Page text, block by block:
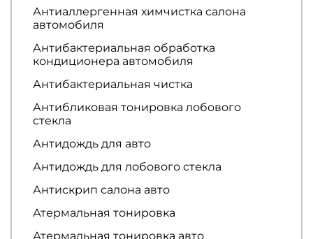
Антиаллергенная химчистка салона
автомобиля
Антибактериальная обработка
кондиционера автомобиля
Антибактериальная чистка
Антибликовая тонировка лобового
стекла
Антидождь для авто
Антидождь для лобового стекла
Антискрип салона авто
Атермальная тонировка
Атермальная тонировка авто